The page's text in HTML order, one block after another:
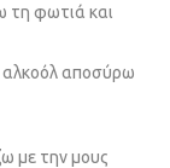
τη φωτιά και
αλκοόλ αποσύρω
με την μους